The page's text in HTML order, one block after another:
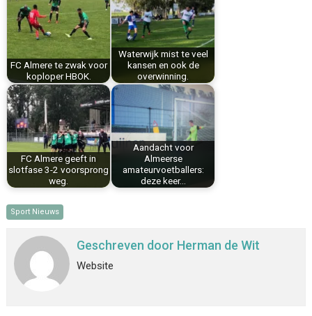
o
o
k
e
s
t
n
A
p
p
FC Almere te zwak voor
koploper HBOK.
Waterwijk mist te veel
kansen en ook de
overwinning.
FC Almere geeft in
slotfase 3-2 voorsprong
weg.
Aandacht voor
Almeerse
amateurvoetballers:
deze keer…
Sport Nieuws
Geschreven door Herman de Wit
Website